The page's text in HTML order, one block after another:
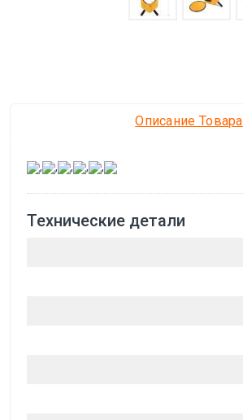
Описание Товара
, , , , ,
Технические детали